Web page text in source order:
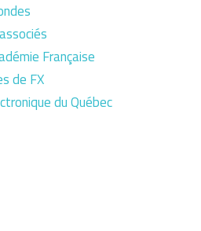
Française
de FX
du Québec